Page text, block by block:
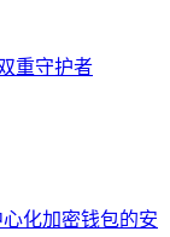
重守护者
化加密钱包的安